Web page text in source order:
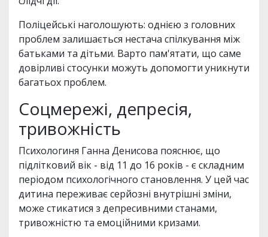
Поліцейські наголошують: однією з головних
проблем залишається нестача спілкування між
батьками та дітьми. Варто пам'ятати, що саме
довірливі стосунки можуть допомогти уникнути
багатьох проблем.
Соцмережі, депресія,
тривожність
Психологиня Ганна Денисова пояснює, що
підлітковий вік - від 11 до 16 років - є складним
періодом психологічного становлення. У цей час
дитина переживає серйозні внутрішні зміни,
може стикатися з депресивними станами,
тривожністю та емоційними кризами.